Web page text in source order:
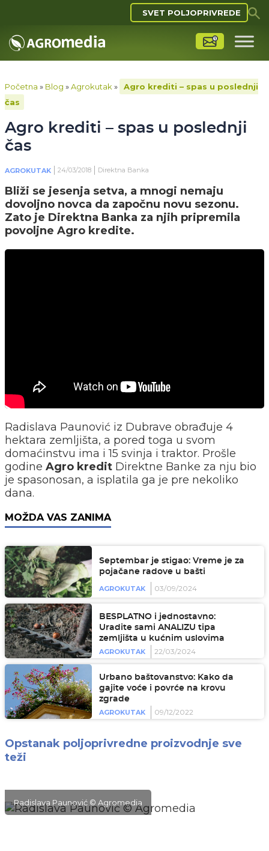
SVET POLJOPRIVREDE
Početna » Blog »Agrokutak »
Agro krediti – spas u poslednji
čas
Agro krediti – spas u poslednji
čas
AGROKUTAK 24/03/2018 Direktna Banka
Bliži se jesenja setva, a mnogi nemaju
dovoljno novca da započnu novu sezonu.
Zato je Direktna Banka za njih pripremila
povoljne Agro kredite.
Radislava Paunović iz Dubrave obrađuje 4
hektara zemljišta, a pored toga u svom
domaćinstvu ima i 15 svinja i traktor. Prošle
godine Agro kredit Direktne Banke za nju bio
je spasonosan, a isplatila ga je pre nekoliko
dana.
MOŽDA VAS ZANIMA
Septembar je stigao: Vreme je za
pojačane radove u bašti
AGROKUTAK 03/09/2024
BESPLATNO i jednostavno:
Uradite sami ANALIZU tipa
zemljišta u kućnim uslovima
AGROKUTAK
22/03/2024
Urbano baštovanstvo: Kako da
gajite voće i povrće na krovu
zgrade
AGROKUTAK
09/12/2022
Opstanak poljoprivredne proizvodnje sve
teži
Radislava Paunović © Agromedia